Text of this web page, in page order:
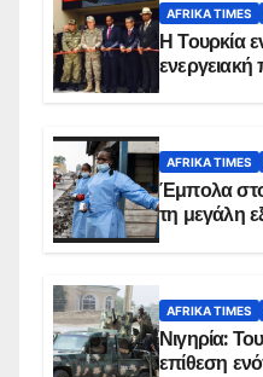
AFRIKA TIMES
Η Τουρκία
AFRIKA TIMES
Έμπολα
τη μεγάλη
AFRIKA TIMES
Νιγηρία:
επίθεση